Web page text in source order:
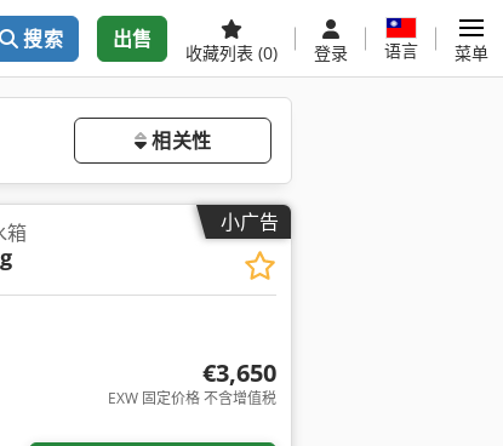
搜索 出售
收藏列表 (0) 登录 语言 菜单
相关性
小广告
箱
€3,650
EXW 固定价格 不含增值税